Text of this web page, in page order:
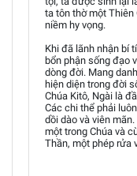
ta tôn thờ một
niềm hy vọng.
Khi đã lãnh nhận bí
bổn phận sống đạo
dòng đời. Mang
hiện diện trong đời
Chúa Kitô, Ngài là
Các chi thể phải
dồi dào và viên
một trong Chúa và
Thần, một phép rửa